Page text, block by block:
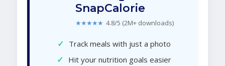
SnapCalorie
★★★★★ 4.8/5 (2M+ downloads)
✓ Track meals with just a photo
✓ Hit your nutrition goals easier